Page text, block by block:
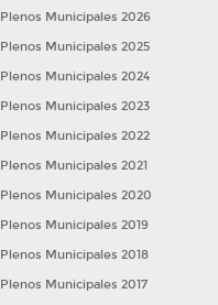
Plenos Municipales 2026
Plenos Municipales 2025
Plenos Municipales 2024
Plenos Municipales 2023
Plenos Municipales 2022
Plenos Municipales 2021
Plenos Municipales 2020
Plenos Municipales 2019
Plenos Municipales 2018
Plenos Municipales 2017